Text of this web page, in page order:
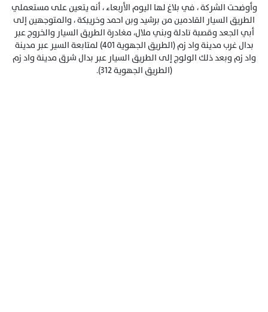
وأوضحت الشركة ، في بلاغ لها اليوم الأربعاء ، أنه يتعين على مستعملي
الطريق السيار القادمين من برشيد وبن احمد وخريبكة ، والمتوجهين إلى
أبي الجعد وقصبة تادلة وبني ملال، مغادرة الطريق السيار والخروج عبر
بدال غرب مدينة واد زم (الطريق الجهوية 401) لمتابعة السير عبر مدينة
واد زم وبعد ذلك الولوج إلى الطريق السيار عبر بدال شرق مدينة واد زم
(الطريق الجهوية 312).